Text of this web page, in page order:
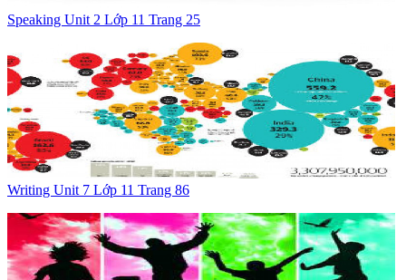
Speaking Unit 2 Lớp 11 Trang 25
Writing Unit 7 Lớp 11 Trang 86